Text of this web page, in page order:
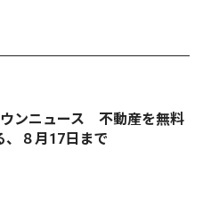
ンニュース 不動産を無料
８月17日まで